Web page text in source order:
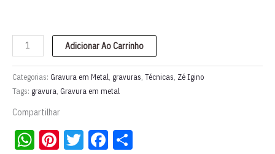
Gravura
em
metal
de
1985
Zé
Adicionar Ao Carrinho
Categorias: Gravura em Metal gravuras Técnicas Zé Igino
Tags: gravura Gravura em metal
Compartilhar
WhatsApp
Pinterest
TwitterFacebook